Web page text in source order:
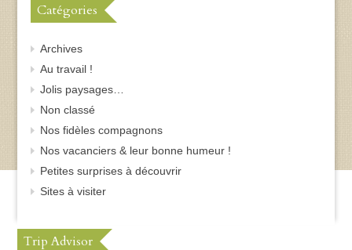
Catégories
Archives
Au travail !
Jolis paysages…
Non classé
Nos fidèles compagnons
Nos vacanciers & leur bonne humeur !
Petites surprises à découvrir
Sites à visiter
Trip Advisor